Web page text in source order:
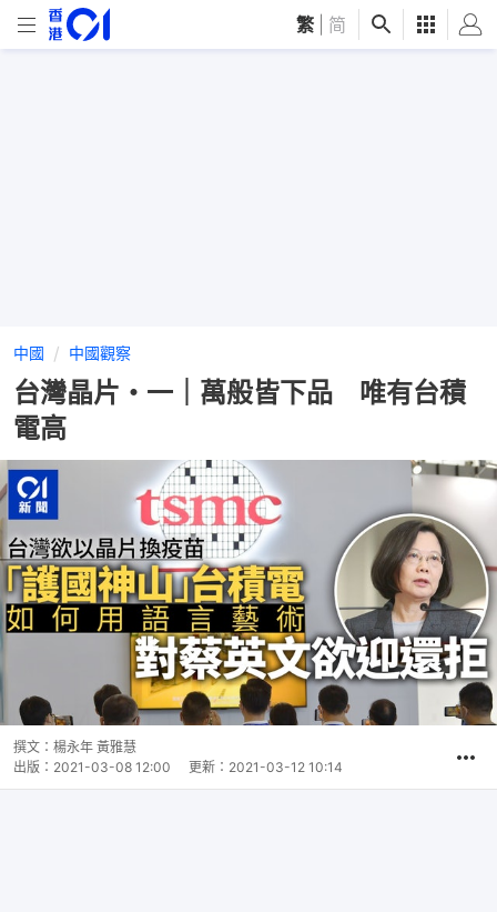
繁 简
中國 中國觀察
台灣晶片・一｜萬般皆下品 唯有台積
電高
撰文： 楊永年 黃雅慧
出版： 2021-03-08 12:00 更新： 2021-03-12 10:14